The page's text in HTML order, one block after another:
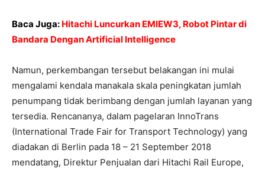
Baca Juga: Hitachi Luncurkan EMIEW3, Robot Pintar di
Bandara Dengan Artificial Intelligence
Namun, perkembangan tersebut belakangan ini mulai
mengalami kendala manakala skala peningkatan jumlah
penumpang tidak berimbang dengan jumlah layanan yang
tersedia. Rencananya, dalam pagelaran InnoTrans
(International Trade Fair for Transport Technology) yang
diadakan di Berlin pada 18 – 21 September 2018
mendatang, Direktur Penjualan dari Hitachi Rail Europe,